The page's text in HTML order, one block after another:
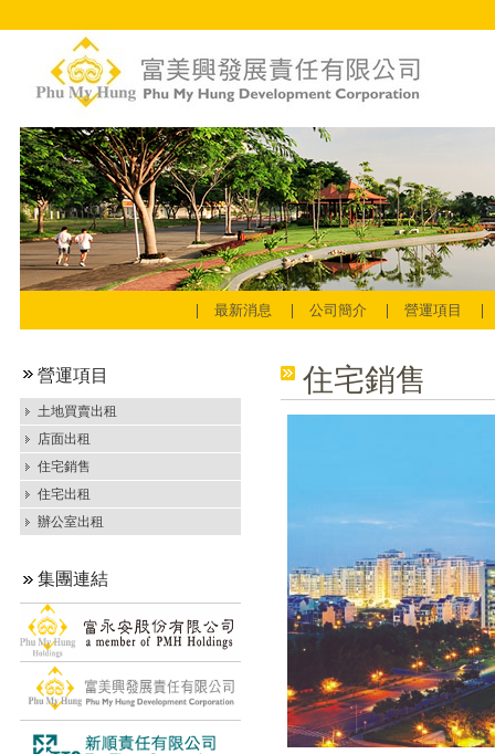
最新消息 公司簡介 營運項目
營運項目
土地買賣出租
店面出租
住宅銷售
住宅出租
辦公室出租
集團連結
住宅銷售